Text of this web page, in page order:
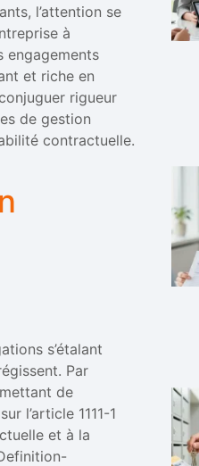
l’attention se
à
engagements
et riche en
rigueur
de gestion
contractuelle.
s’étalant
Par
de
l’article 1111-1
et à la